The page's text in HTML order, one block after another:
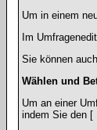
Um in einem
Im
Sie können
Wählen und
Um an einer
indem Sie den [